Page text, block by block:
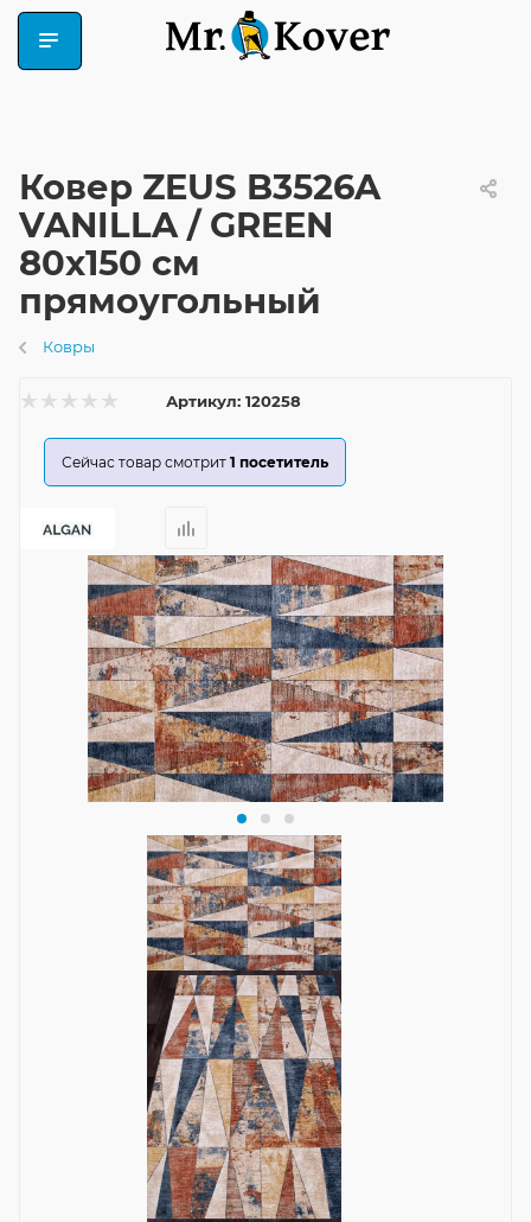
Ковер ZEUS B3526A
VANILLA / GREEN
80x150 см
прямоугольный
Ковры
Артикул: 120258
Сейчас товар смотрит 1 посетитель